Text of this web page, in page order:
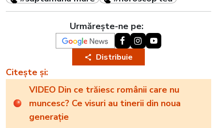
Urmărește-ne pe:
Distribuie
Citește și:
VIDEO Din ce trăiesc românii care nu
muncesc? Ce visuri au tinerii din noua
generație